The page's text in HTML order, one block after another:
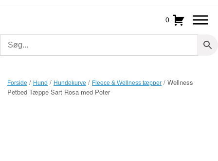
0
Forside /Hund /Hundekurve/Fleece & Wellness tæpper / Wellness
Petbed Tæppe Sart Rosa med Poter